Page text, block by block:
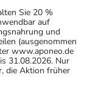
Sie 20 %
auf
und
(ausgenommen
www.aponeo.de
31.08.2026. Nur
die Aktion früher